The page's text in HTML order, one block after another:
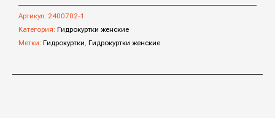
Артикул: 2400702-1
Категория: Гидрокуртки женские
Метки: Гидрокуртки, Гидрокуртки женские